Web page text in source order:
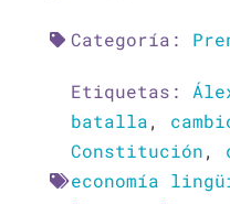
Categoría:
Etiquetas:
batalla,
Constitución,
economía